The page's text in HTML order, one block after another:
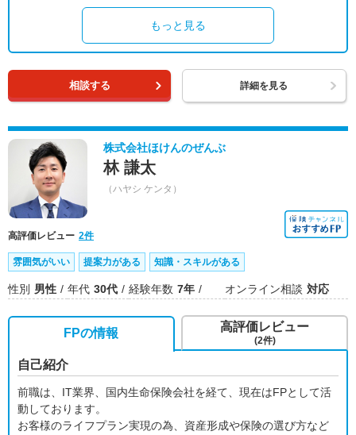
もっと見る
相談する 詳細を見る
株式会社ほけんのぜんぶ
林 謙太
（ハヤシ ケンタ）
高評価レビュー 2件
雰囲気がいい 提案力がある 知識・スキルがある
性別 男性 年代 30代 経験年数 7年 オンライン相談 対応
FPの情報
自己紹介
前職は、IT業界、国内生命保険会社を経て、現在はFPとして活
動しております。
お客様のライフプラン実現の為、資産形成や保険の選び方など
高評価レビュー
(2件)